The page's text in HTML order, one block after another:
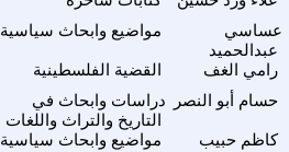
مواضيع وابحاث سياسية
عساسي
عبدالحميد
القضية الفلسطينية رامي الغف
دراسات وابحاث في
التاريخ والتراث واللغات
حسام أبو النصر
مواضيع وابحاث سياسية كاظم حبيب